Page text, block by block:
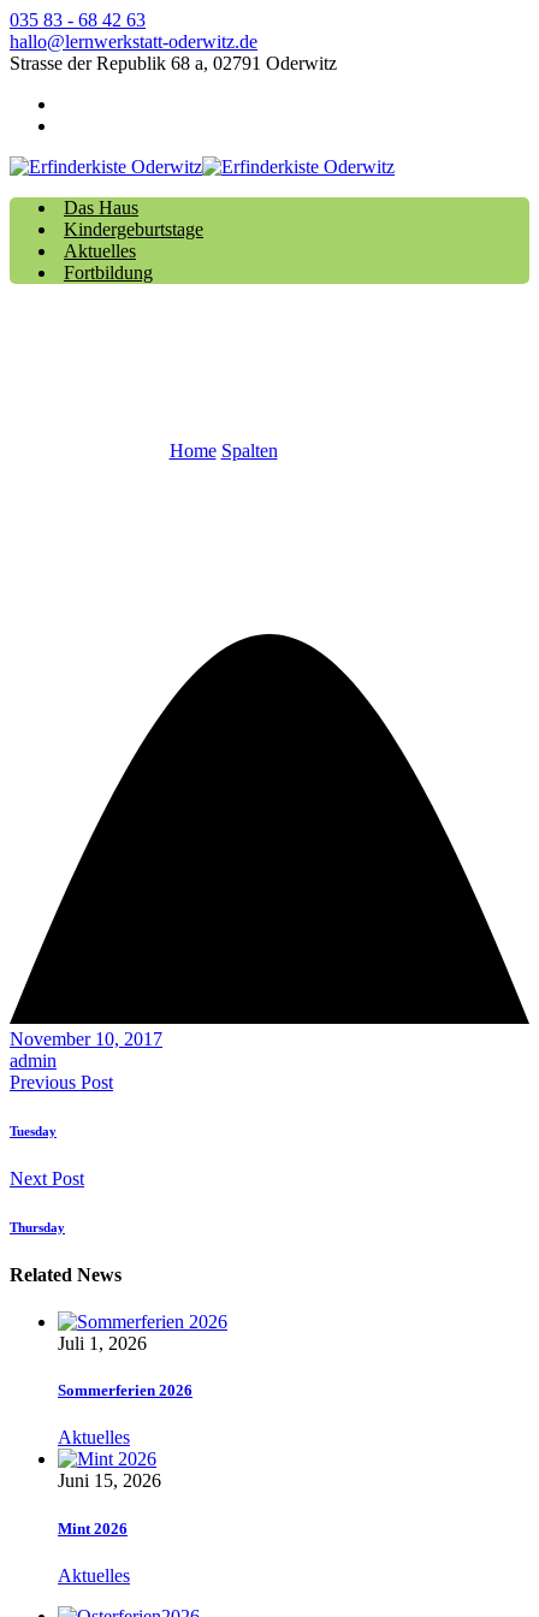
035 83 - 68 42 63
hallo@lernwerkstatt-oderwitz.de
Strasse der Republik 68 a, 02791 Oderwitz
Das Haus
Kindergeburtstage
Aktuelles
Fortbildung
Home Spalten
November 10, 2017
admin
Previous Post
Tuesday
Next Post
Thursday
Related News
Juli 1, 2026
Sommerferien 2026
Aktuelles
Juni 15, 2026
Mint 2026
Aktuelles